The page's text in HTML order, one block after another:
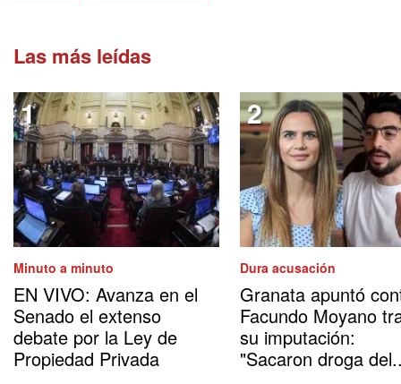
Las más leídas
Minuto a minuto
EN VIVO: Avanza en el
Senado el extenso
debate por la Ley de
Propiedad Privada
Dura acusación
Granata apuntó
Facundo Moyano
su imputación:
"Sacaron droga